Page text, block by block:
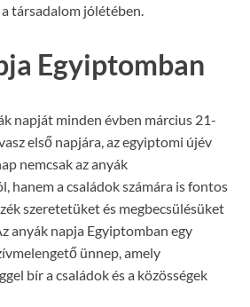
társadalom jólétében.
Egyiptomban
napját minden évben március 21-
első napjára, az egyiptomi újév
nemcsak az anyák
hanem a családok számára is fontos
szeretetüket és megbecsülésüket
anyák napja Egyiptomban egy
ünnep, amely
bír a családok és a közösségek